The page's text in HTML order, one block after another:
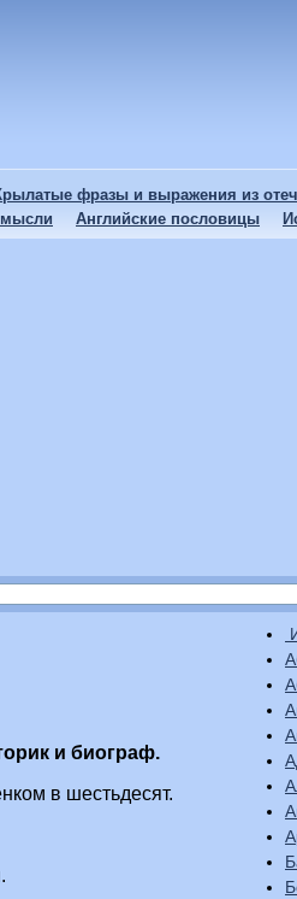
фразы и выражения из
мысли Английские пословицы
и биограф.
в шестьдесят.